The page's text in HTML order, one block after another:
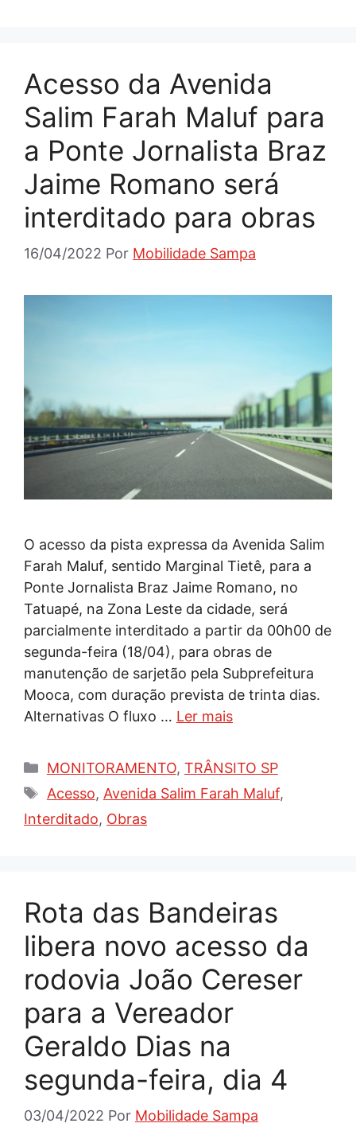
Acesso da Avenida
Salim Farah Maluf para
a Ponte Jornalista Braz
Jaime Romano será
interditado para obras
16/04/2022 Por Mobilidade Sampa
O acesso da pista expressa da Avenida Salim
Farah Maluf, sentido Marginal Tietê, para a
Ponte Jornalista Braz Jaime Romano, no
Tatuapé, na Zona Leste da cidade, será
parcialmente interditado a partir da 00h00 de
segunda-feira (18/04), para obras de
manutenção de sarjetão pela Subprefeitura
Mooca, com duração prevista de trinta dias.
Alternativas O fluxo … Ler mais
Categorias
MONITORAMENTO, TRÂNSITO SP
Tags
Acesso, Avenida Salim Farah Maluf,
Interditado, Obras
Rota das Bandeiras
libera novo acesso da
rodovia João Cereser
para a Vereador
Geraldo Dias na
segunda-feira, dia 4
03/04/2022 Por Mobilidade Sampa